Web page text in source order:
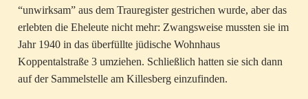
“unwirksam” aus dem Trauregister gestrichen wurde, aber das
erlebten die Eheleute nicht mehr: Zwangsweise mussten sie im
Jahr 1940 in das überfüllte jüdische Wohnhaus
Koppentalstraße 3 umziehen. Schließlich hatten sie sich dann
auf der Sammelstelle am Killesberg einzufinden.